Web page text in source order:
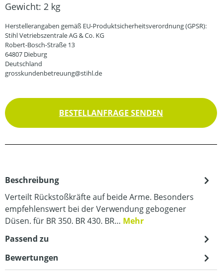
Gewicht: 2 kg
Herstellerangaben gemäß EU-Produktsicherheitsverordnung (GPSR):
Stihl Vetriebszentrale AG & Co. KG
Robert-Bosch-Straße 13
64807 Dieburg
Deutschland
grosskundenbetreuung@stihl.de
BESTELLANFRAGE SENDEN
Beschreibung
Verteilt Rückstoßkräfte auf beide Arme. Besonders
empfehlenswert bei der Verwendung gebogener
Düsen. für BR 350. BR 430. BR… Mehr
Passend zu
Bewertungen